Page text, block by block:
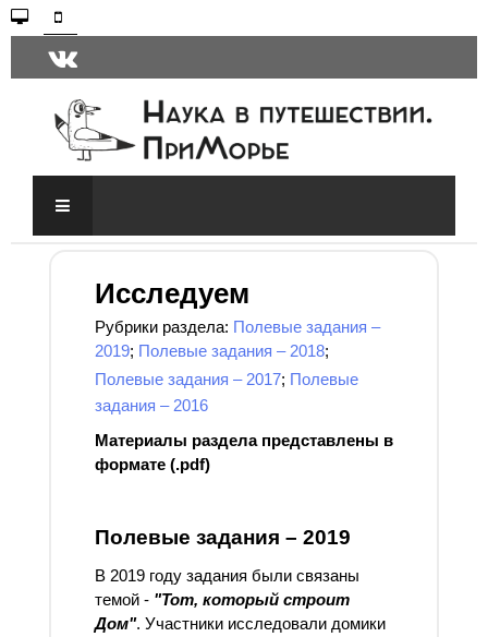
Исследуем
Рубрики раздела: Полевые задания –
2019; Полевые задания – 2018;
Полевые задания – 2017; Полевые
задания – 2016
Материалы раздела представлены в
формате (.pdf)
Полевые задания – 2019
В 2019 году задания были связаны
темой - "Тот, который строит
Дом". Участники исследовали домики